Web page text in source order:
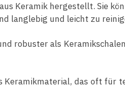
Keramik hergestellt. Sie
langlebig und leicht zu
robuster als
das oft für